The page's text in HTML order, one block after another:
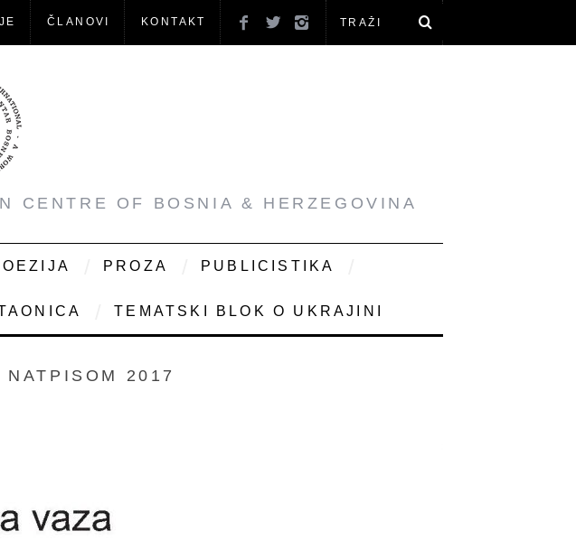
ČLANOVI KONTAKT
CENTRE OF BOSNIA & HERZEGOVINA
PROZA PUBLICISTIKA
TEMATSKI BLOK O UKRAJINI
NATPISOM 2017